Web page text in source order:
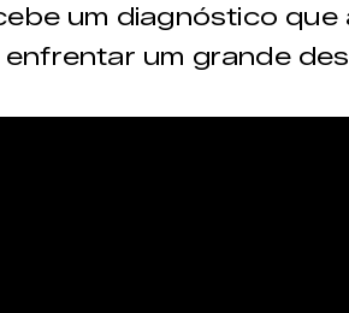
um diagnóstico que
um grande